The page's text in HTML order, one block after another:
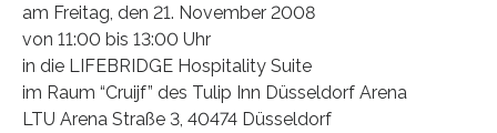
am Freitag, den 21. November 2008
von 11:00 bis 13:00 Uhr
in die LIFEBRIDGE Hospitality Suite
im Raum “Cruijf” des Tulip Inn Düsseldorf Arena
LTU Arena Straße 3, 40474 Düsseldorf